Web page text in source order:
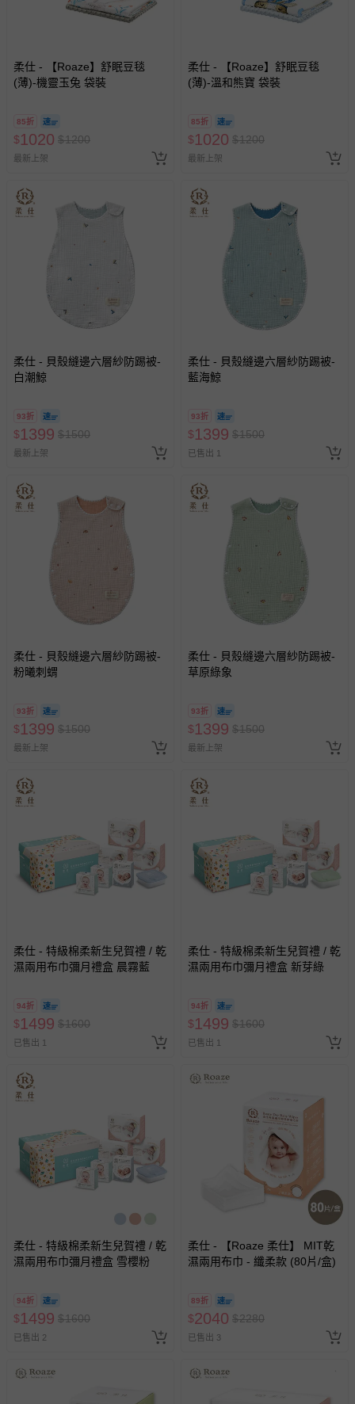
柔仕 - 【Roaze】舒眠豆毯
(薄)-機靈玉兔 袋裝
85折
$1020 $1200
最新上架
柔仕 - 【Roaze】舒眠豆毯
(薄)-溫和熊寶 袋裝
85折
$1020 $1200
最新上架
柔仕 - 貝殼縫邊六層紗防踢被-
白潮鯨
93折
$1399 $1500
最新上架
柔仕 - 貝殼縫邊六層紗防踢被-
藍海鯨
93折
$1399 $1500
已售出 1
柔仕 - 貝殼縫邊六層紗防踢被-
粉曦刺蝟
93折
$1399 $1500
最新上架
柔仕 - 貝殼縫邊六層紗防踢被-
草原綠象
93折
$1399 $1500
最新上架
柔仕 - 特級棉柔新生兒賀禮 / 乾
濕兩用布巾彌月禮盒 晨霧藍
94折
$1499 $1600
已售出 1
柔仕 - 特級棉柔新生兒賀禮 / 乾
濕兩用布巾彌月禮盒 新芽綠
94折
$1499 $1600
已售出 1
柔仕 - 特級棉柔新生兒賀禮 / 乾
濕兩用布巾彌月禮盒 雪櫻粉
94折
$1499 $1600
已售出 2
柔仕 - 【Roaze 柔仕】 MIT乾
濕兩用布巾 - 纖柔款 (80片/盒)
89折
$2040 $2280
已售出 3